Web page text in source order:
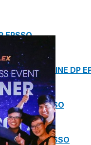
EPSSO
CÁNH INLINE DP
CÁNH EPSSO
CÁNH EPSSO